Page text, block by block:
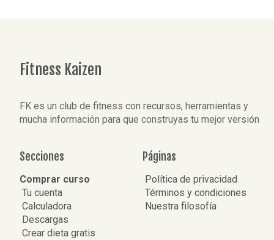
Fitness Kaizen
FK es un club de fitness con recursos, herramientas y
mucha información para que construyas tu mejor versión
Secciones
Comprar curso
Tu cuenta
Calculadora
Descargas
Crear dieta gratis
Páginas
Política de privacidad
Términos y condiciones
Nuestra filosofía